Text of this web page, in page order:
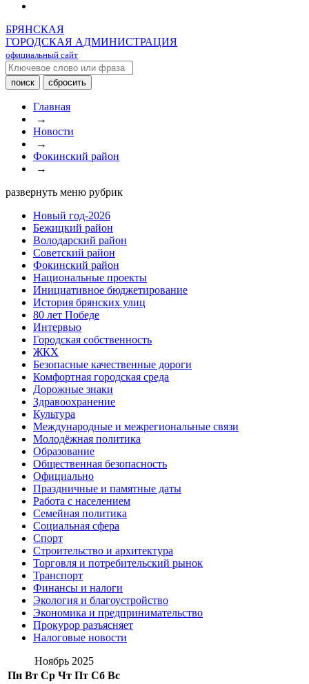
БРЯНСКАЯ
ГОРОДСКАЯ АДМИНИСТРАЦИЯ
официальный сайт
Главная
→
Новости
→
Фокинский район
→
развернуть меню рубрик
Новый год-2026
Бежицкий район
Володарский район
Советский район
Фокинский район
Национальные проекты
Инициативное бюджетирование
История брянских улиц
80 лет Победе
Интервью
Городская собственность
ЖКХ
Безопасные качественные дороги
Комфортная городская среда
Дорожные знаки
Здравоохранение
Культура
Международные и межрегиональные связи
Молодёжная политика
Образование
Общественная безопасность
Официально
Праздничные и памятные даты
Работа с населением
Семейная политика
Социальная сфера
Спорт
Строительство и архитектура
Торговля и потребительский рынок
Транспорт
Финансы и налоги
Экология и благоустройство
Экономика и предпринимательство
Прокурор разъясняет
Налоговые новости
Ноябрь 2025
Пн Вт Ср Чт Пт Сб Вс